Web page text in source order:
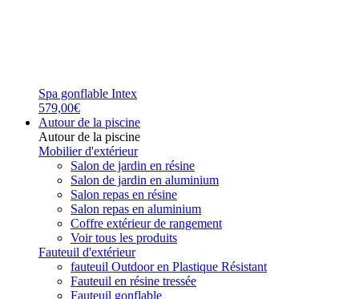
Spa gonflable Intex
579,00€
Autour de la piscine
Autour de la piscine
Mobilier d'extérieur
Salon de jardin en résine
Salon de jardin en aluminium
Salon repas en résine
Salon repas en aluminium
Coffre extérieur de rangement
Voir tous les produits
Fauteuil d'extérieur
fauteuil Outdoor en Plastique Résistant
Fauteuil en résine tressée
Fauteuil gonflable